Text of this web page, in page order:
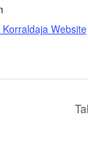
Korraldaja Website